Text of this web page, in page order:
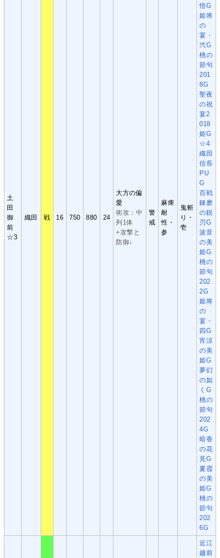
土
田
御
前
☆3
織田 戦 16 750 880 24
大方の偏
愛
術攻：中
列1体
+攻撃と
防御↓
警
戒
麻痺
耐
性・
参
鬼斬
り・
壱
悟G
姫将
の
宴・
弐G
桃の
節句
201
8G
聖夜
の祝
宴2
018
姫G
☆4
織田
信長
PU
G
百戦
錬磨
の鋭
刃G
波音
の美
姫G
桃の
節句
202
2G
姫将
の
宴・
四G
宵涼
の美
姫G
夢幻
の如
くG
桃の
節句
202
4G
暗香
の花
見G
夏霞
の美
姫G
桃の
節句
202
6G
近江
越前